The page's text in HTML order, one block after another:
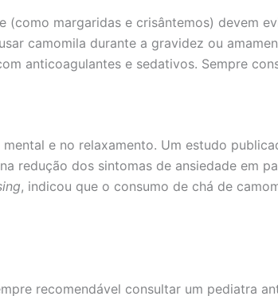
(como margaridas e crisântemos) devem
camomila durante a gravidez ou
anticoagulantes e sedativos. Sempre
e no relaxamento. Um estudo
redução dos sintomas de ansiedade em
, indicou que o consumo de chá de
recomendável consultar um pediatra